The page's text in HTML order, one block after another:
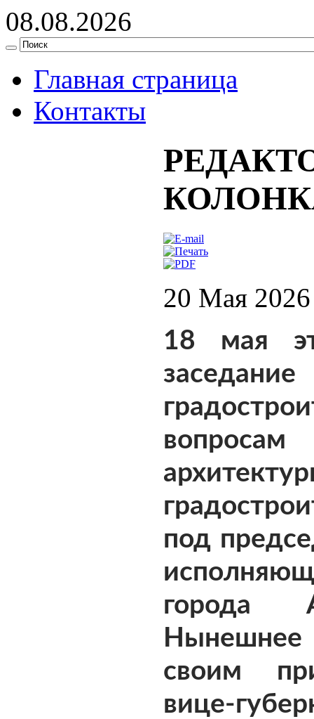
08.08.2026
Главная страница
Контакты
20 Мая 2026
18 мая
под
города
своим
вице-